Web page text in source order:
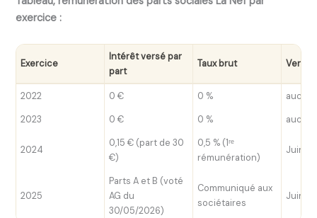
exercice :
Exercice
Intérêt versé par
part
Taux brut
2022 0 € 0 %
aucun
2023
0 € 0 % aucun
2024
0,15 € (part de 30
€)
0,5 % (1ʳᵉ
rémunération)
Juin
2025
Parts A et B (voté
AG du
30/05/2026)
Communiqué aux
sociétaires
Juin